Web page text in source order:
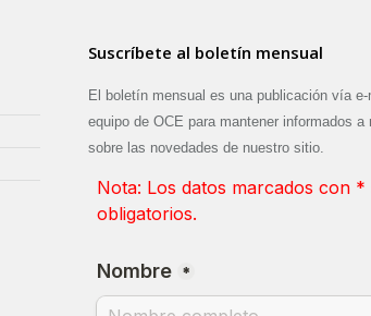
Suscríbete al boletín mensual
El boletín mensual es una publicación vía
equipo de OCE para mantener informados a
sobre las novedades de nuestro sitio.